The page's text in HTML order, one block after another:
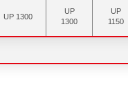
UP 1300
UP
1300
UP
1150